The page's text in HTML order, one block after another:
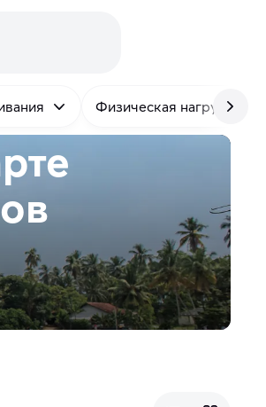
Физическая нагрузка